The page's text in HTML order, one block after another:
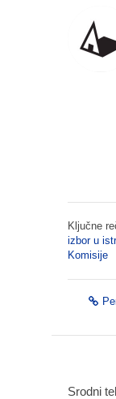
Ključne
izbor u
Komisije
Srodni